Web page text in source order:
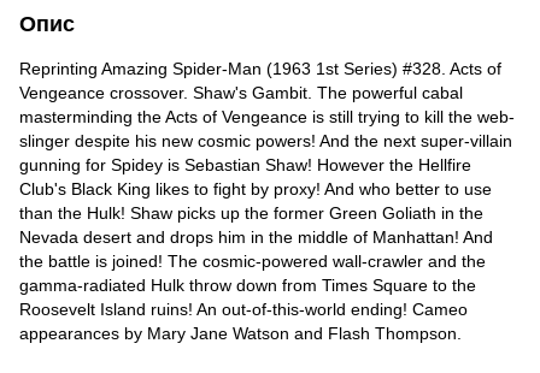
Опис
Reprinting Amazing Spider-Man (1963 1st Series) #328. Acts of
Vengeance crossover. Shaw's Gambit. The powerful cabal
masterminding the Acts of Vengeance is still trying to kill the web-
slinger despite his new cosmic powers! And the next super-villain
gunning for Spidey is Sebastian Shaw! However the Hellfire
Club's Black King likes to fight by proxy! And who better to use
than the Hulk! Shaw picks up the former Green Goliath in the
Nevada desert and drops him in the middle of Manhattan! And
the battle is joined! The cosmic-powered wall-crawler and the
gamma-radiated Hulk throw down from Times Square to the
Roosevelt Island ruins! An out-of-this-world ending! Cameo
appearances by Mary Jane Watson and Flash Thompson.